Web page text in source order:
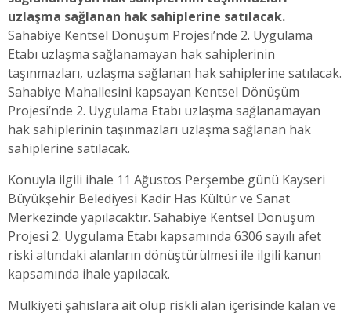
uzlaşma sağlanan hak sahiplerine satılacak.
Sahabiye Kentsel Dönüşüm Projesi’nde 2. Uygulama
Etabı uzlaşma sağlanamayan hak sahiplerinin
taşınmazları, uzlaşma sağlanan hak sahiplerine satılacak.
Sahabiye Mahallesini kapsayan Kentsel Dönüşüm
Projesi’nde 2. Uygulama Etabı uzlaşma sağlanamayan
hak sahiplerinin taşınmazları uzlaşma sağlanan hak
sahiplerine satılacak.
Konuyla ilgili ihale 11 Ağustos Perşembe günü Kayseri
Büyükşehir Belediyesi Kadir Has Kültür ve Sanat
Merkezinde yapılacaktır. Sahabiye Kentsel Dönüşüm
Projesi 2. Uygulama Etabı kapsamında 6306 sayılı afet
riski altındaki alanların dönüştürülmesi ile ilgili kanun
kapsamında ihale yapılacak.
Mülkiyeti şahıslara ait olup riskli alan içerisinde kalan ve